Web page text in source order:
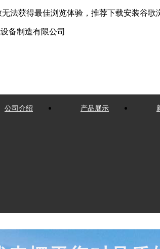
法获得最佳浏览体验，推荐下载安装谷歌
备制造有限公司
公司介绍 产品展示